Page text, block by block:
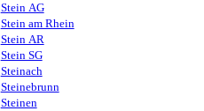
Stein AG
Stein am Rhein
Stein AR
Stein SG
Steinach
Steinebrunn
Steinen